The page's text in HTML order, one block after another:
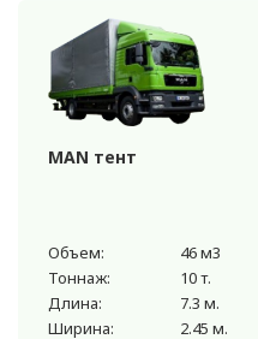
MAN тент
Объем:
46 м3
Тоннаж:
10 т.
Длина:
7.3 м.
Ширина:
2.45 м.